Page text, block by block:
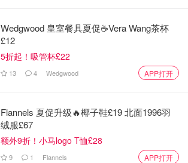
Wedgwood 皇室餐具夏促☕️Vera Wang茶杯
£12
5折起！吸管杯£22
13 4 Wedgwood APP打开
Flannels 夏促升级🔥椰子鞋£19 北面1996羽
绒服£67
额外9折！小马logo T恤£28
9 1 Flannels APP打开